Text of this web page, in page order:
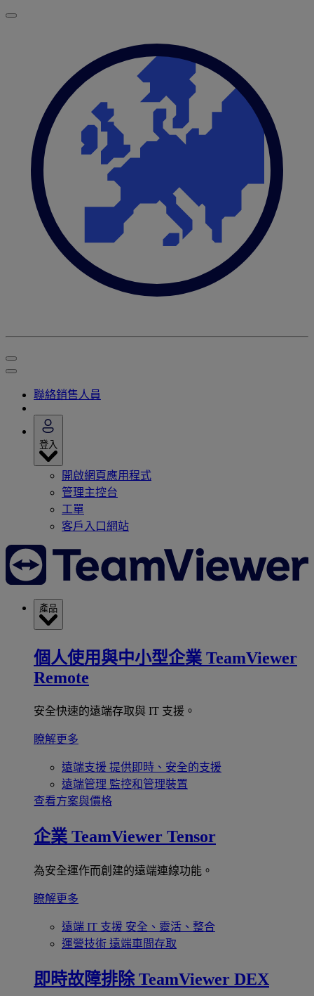
聯絡銷售人員
登入
開啟網頁應用程式
管理主控台
工單
客戶入口網站
產品
個人使用與中小型企業 TeamViewer
Remote
安全快速的遠端存取與 IT 支援。
瞭解更多
遠端支援 提供即時、安全的支援
遠端管理 監控和管理裝置
查看方案與價格
企業 TeamViewer Tensor
為安全運作而創建的遠端連線功能。
瞭解更多
遠端 IT 支援 安全、靈活、整合
運營技術 遠端車間存取
即時故障排除 TeamViewer DEX